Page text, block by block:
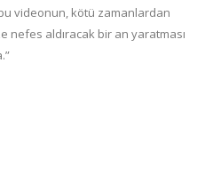
bu videonun, kötü zamanlardan
nefes aldıracak bir an yaratması